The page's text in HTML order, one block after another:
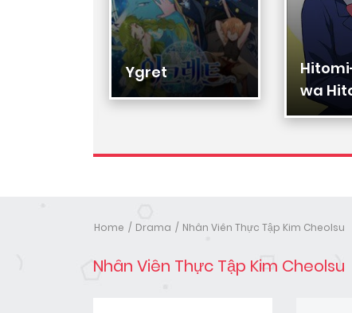
Ygret
wa
Home Drama Nhân Viên Thực Tập Kim Cheolsu
Nhân Viên Thực Tập Kim Cheolsu